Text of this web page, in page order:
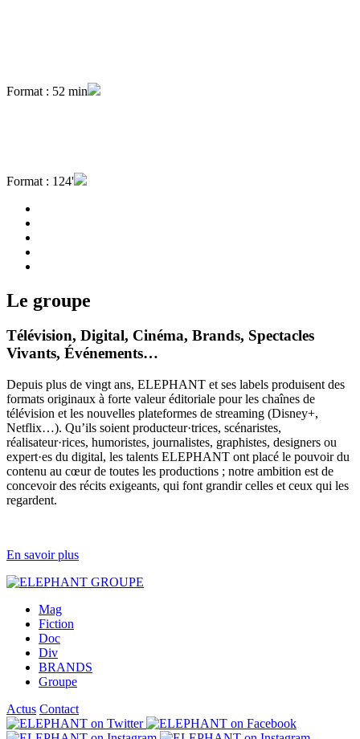
Format : 52 min
Format : 124'
Le groupe
Télévision, Digital, Cinéma, Brands, Spectacles
Vivants, Événements…
Depuis plus de vingt ans, ELEPHANT et ses labels produisent des
formats originaux à forte valeur éditoriale pour les chaînes de
télévision et les nouvelles plateformes de streaming (Disney+,
Netflix…). Qu’ils soient producteur·trices, scénaristes,
réalisateur·rices, humoristes, journalistes, graphistes, designers ou
expert·es du digital, les talents ELEPHANT ont placé le pouvoir du
contenu au cœur de toutes les productions ; notre ambition est de
concevoir des récits exigeants, qui font grandir celles et ceux qui les
regardent.
En savoir plus
Mag
Fiction
Doc
Div
BRANDS
Groupe
Actus Contact